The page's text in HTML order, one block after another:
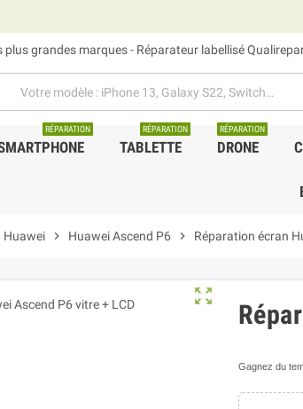
plus grandes marques - Réparateur labellisé
RÉPARATION
TABLETTE
RÉPARATION
DRONE
RÉPARATION
Huawei chevron_right Huawei Ascend P6 chevron_right Réparation écran
zoom_out_map
Gagnez du